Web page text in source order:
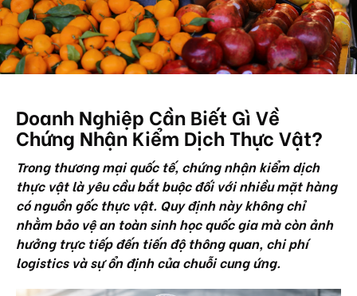
Doanh Nghiệp Cần Biết Gì Về
Chứng Nhận Kiểm Dịch Thực Vật?
Trong thương mại quốc tế, chứng nhận kiểm dịch
thực vậtlà yêu cầu bắt buộc đối với nhiều mặt hàng
có nguồn gốc thực vật. Quy định này không chỉ
nhằm bảo vệ an toàn sinh học quốc gia mà còn ảnh
hưởng trực tiếp đến tiến độ thông quan, chi phí
logistics và sự ổn định của chuỗi cung ứng.